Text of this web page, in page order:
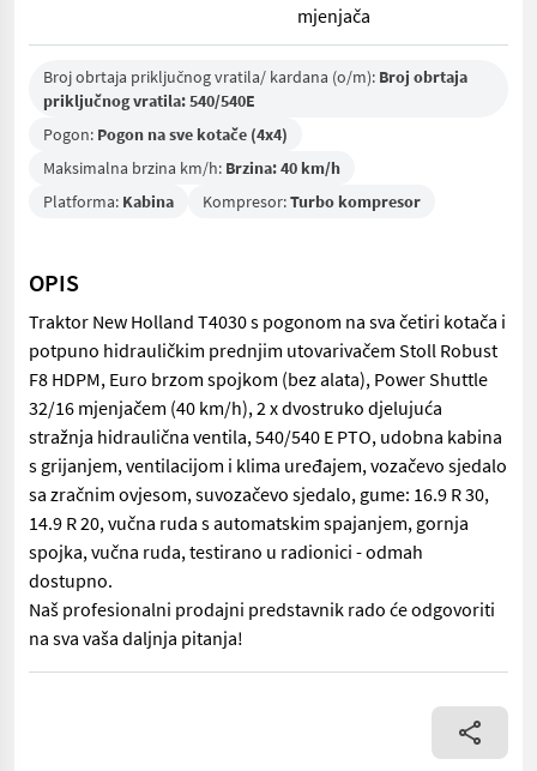
mjenjača
Broj obrtaja priključnog vratila/ kardana (o/m): Broj obrtaja
priključnog vratila: 540/540E
Pogon: Pogon na sve kotače (4x4)
Maksimalna brzina km/h: Brzina: 40 km/h
Platforma: Kabina Kompresor:Turbo kompresor
OPIS
Traktor New Holland T4030 s pogonom na sva četiri kotača i
potpuno hidrauličkim prednjim utovarivačem Stoll Robust
F8 HDPM, Euro brzom spojkom (bez alata), Power Shuttle
32/16 mjenjačem (40 km/h), 2 x dvostruko djelujuća
stražnja hidraulična ventila, 540/540 E PTO, udobna kabina
s grijanjem, ventilacijom i klima uređajem, vozačevo sjedalo
sa zračnim ovjesom, suvozačevo sjedalo, gume: 16.9 R 30,
14.9 R 20, vučna ruda s automatskim spajanjem, gornja
spojka, vučna ruda, testirano u radionici - odmah
dostupno.
Naš profesionalni prodajni predstavnik rado će odgovoriti
na sva vaša daljnja pitanja!
Traktor New Holland T4030 s pogonom na sva četiri kotača i